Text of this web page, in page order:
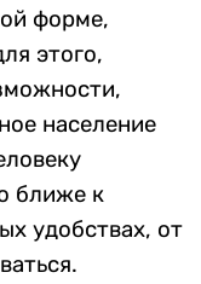
форме,
этого,
население
ближе к
удобствах, от